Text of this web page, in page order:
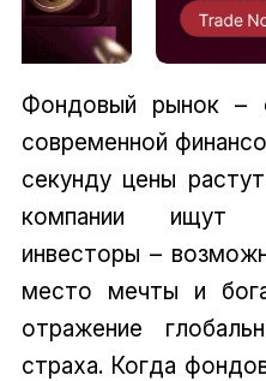
Фондовый рынок –
современной
секунду цены
компании ищут
инвесторы –
место мечты и
отражение
страха. Когда